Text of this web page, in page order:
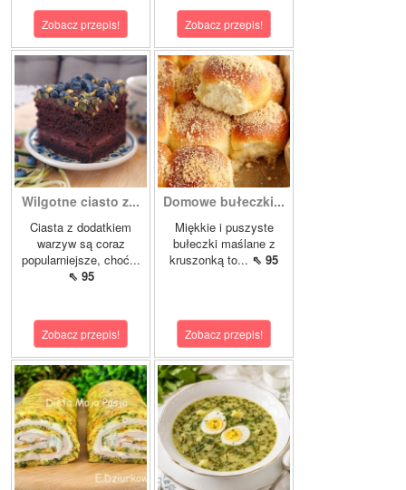
Zobacz przepis! Zobacz przepis!
Wilgotne ciasto z...
Ciasta z dodatkiem
warzyw są coraz
popularniejsze, choć...
⇖ 95
Zobacz przepis!
Domowe bułeczki...
Miękkie i puszyste
bułeczki maślane z
kruszonką to... ⇖ 95
Zobacz przepis!